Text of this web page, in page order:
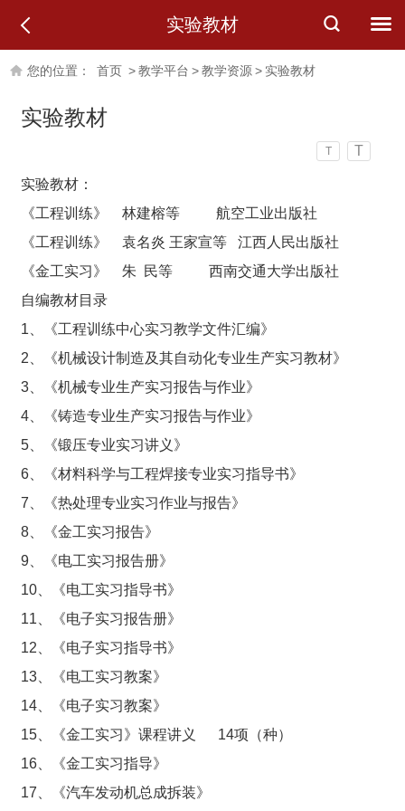
实验教材
您的位置： 首页 >教学平台 >教学资源> 实验教材
实验教材
T T
实验教材：
《工程训练》 林建榕等 航空工业出版社
《工程训练》 袁名炎 王家宣等 江西人民出版社
《金工实习》 朱 民等 西南交通大学出版社
自编教材目录
1、《工程训练中心实习教学文件汇编》
2、《机械设计制造及其自动化专业生产实习教材》
3、《机械专业生产实习报告与作业》
4、《铸造专业生产实习报告与作业》
5、《锻压专业实习讲义》
6、《材料科学与工程焊接专业实习指导书》
7、《热处理专业实习作业与报告》
8、《金工实习报告》
9、《电工实习报告册》
10、《电工实习指导书》
11、《电子实习报告册》
12、《电子实习指导书》
13、《电工实习教案》
14、《电子实习教案》
15、《金工实习》课程讲义 14项（种）
16、《金工实习指导》
17、《汽车发动机总成拆装》